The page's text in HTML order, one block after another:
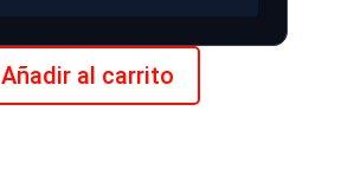
Añadir al carrito